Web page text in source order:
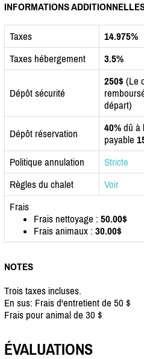
INFORMATIONS
Taxes
14.975%
Taxes hébergement
3.5%
Dépôt sécurité
250$ (Le
départ)
Dépôt réservation 40% dû à
payable
Politique annulation
Stricte
Règles du chalet
Voir
Frais
Frais nettoyage : 50.00$
Frais animaux : 30.00$
NOTES
Trois taxes incluses.
En sus: Frais d'entretient de 50 $
Frais pour animal de 30 $
ÉVALUATIONS